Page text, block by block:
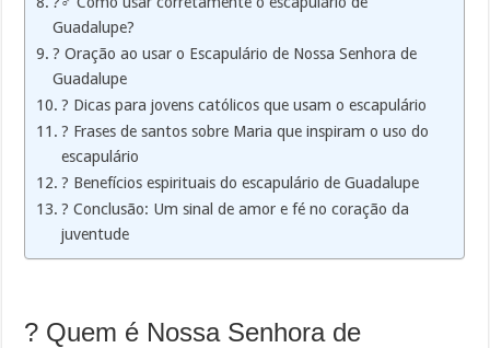
Guadalupe?
? Oração ao usar o Escapulário de Nossa Senhora de
Guadalupe
? Dicas para jovens católicos que usam o escapulário
? Frases de santos sobre Maria que inspiram o uso do
escapulário
? Benefícios espirituais do escapulário de Guadalupe
? Conclusão: Um sinal de amor e fé no coração da
juventude
? Quem é Nossa Senhora de